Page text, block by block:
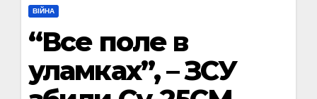
ВІЙНА
“Все поле в
уламках”, – ЗСУ